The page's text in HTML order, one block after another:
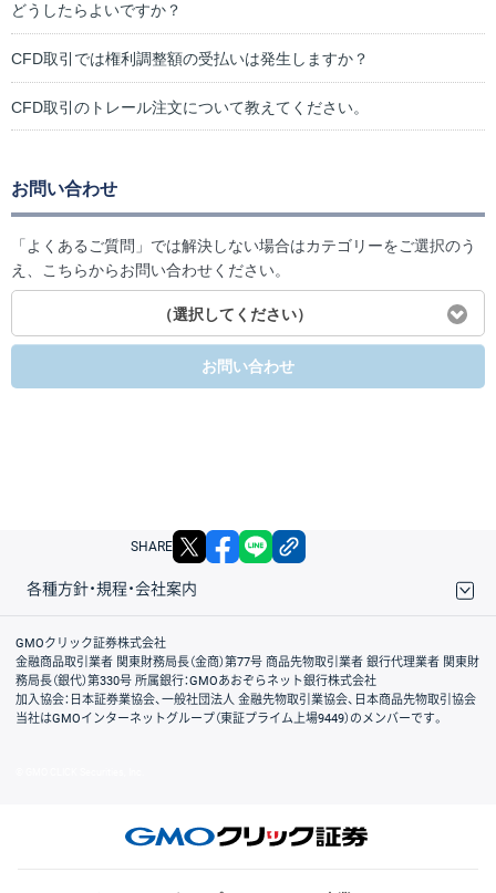
どうしたらよいですか？
CFD取引では権利調整額の受払いは発生しますか？
CFD取引のトレール注文について教えてください。
お問い合わせ
「よくあるご質問」では解決しない場合はカテゴリーをご選択のう
え、こちらからお問い合わせください。
（選択してください）
お問い合わせ
SHARE X facebook
各種方針・規程・会社案内
取引規程・約款
サイトマップ
その他のご案内
個人情報保護方針
最良執行方針
サイトのご利用について
ディスクレイマー
信託保全
リスク説明
会社案内
GMOクリック証券株式会社
金融商品取引業者 関東財務局長（金商）第77号 商品先物取引業者 銀行代理業者 関東財
務局長（銀代）第330号 所属銀行：GMOあおぞらネット銀行株式会社
加入協会：日本証券業協会、一般社団法人 金融先物取引業協会、日本商品先物取引協会
当社はGMOインターネットグループ（東証プライム上場9449）のメンバーです。